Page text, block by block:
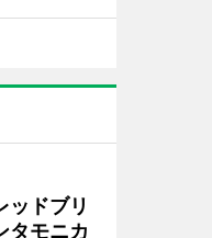
ッドブリ
モニカ